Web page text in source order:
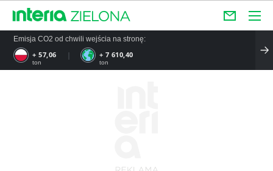
Emisja CO2 od chwili wejścia na stronę:
+ 57,06
ton
+ 7 610,40
ton